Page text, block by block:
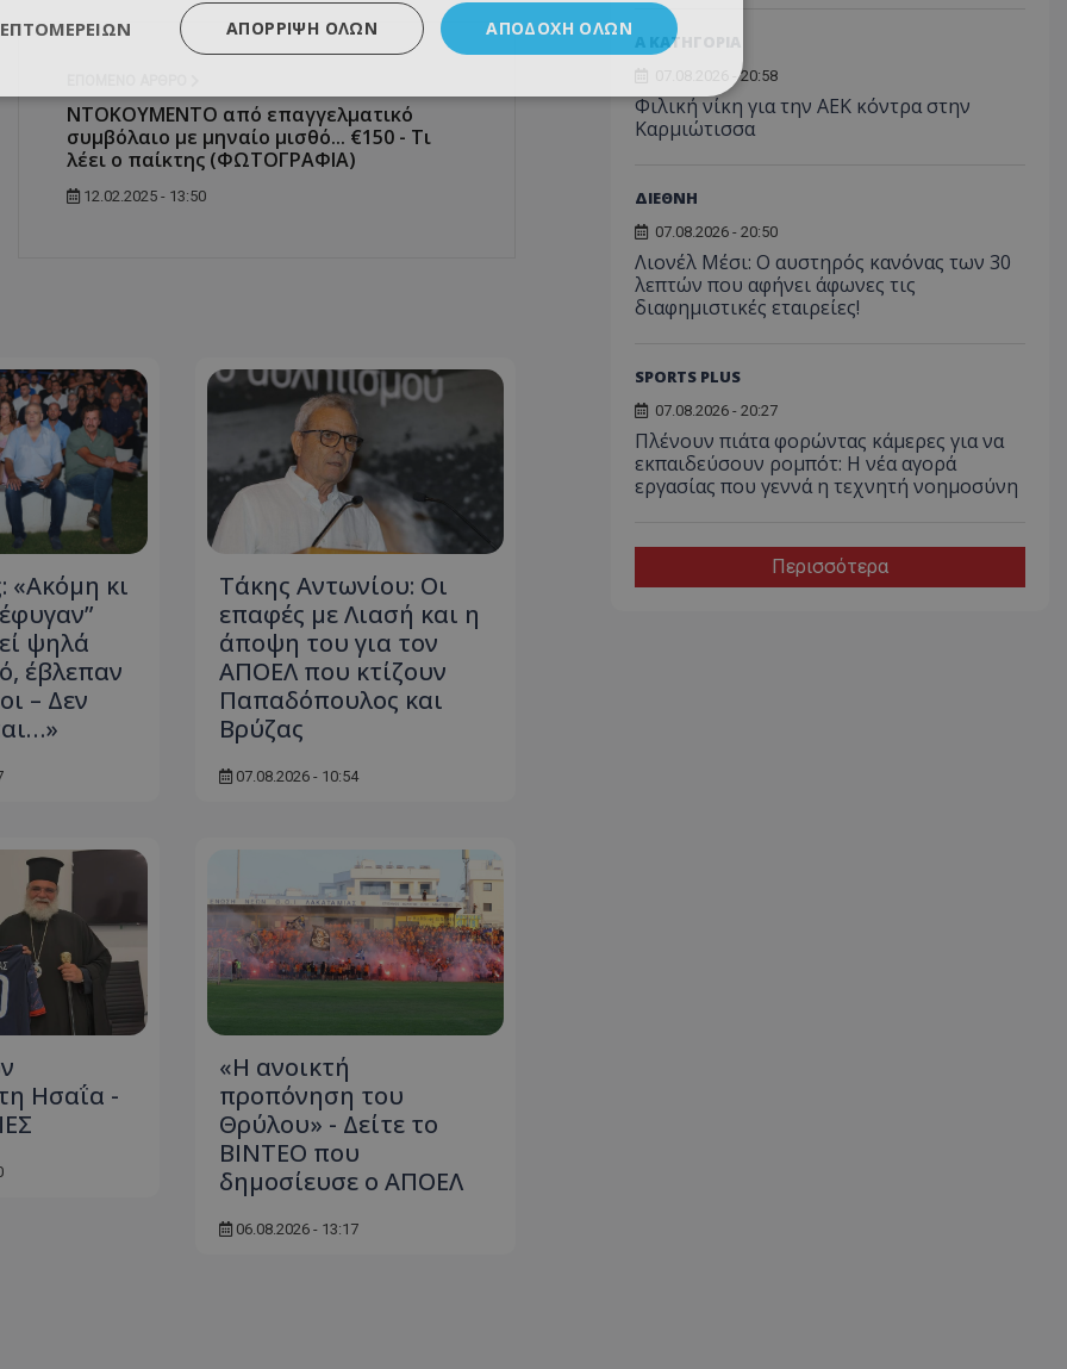
ΝΤΟΚΟΥΜΕΝΤΟ από επαγγελματικό
συμβόλαιο με μηναίο μισθό... €150 - Τι
λέει ο παίκτης (ΦΩΤΟΓΡΑΦΙΑ)
12.02.2025 - 13:50
«Ακόμη κι
ψηλά
έβλεπαν
– Δεν
Τάκης Αντωνίου: Οι
επαφές με Λιασή και η
άποψη του για τον
ΑΠΟΕΛ που κτίζουν
Παπαδόπουλος και
Βρύζας
07.08.2026 - 10:54
Ησαΐα -
«Η ανοικτή
προπόνηση του
Θρύλου» - Δείτε το
ΒΙΝΤΕΟ που
δημοσίευσε ο ΑΠΟΕΛ
06.08.2026 - 13:17
Α ΚΑΤΗΓΟΡΙΑ
07.08.2026 - 20:58
Φιλική νίκη για την ΑΕΚ κόντρα στην
Καρμιώτισσα
ΔΙΕΘΝΗ
07.08.2026 - 20:50
Λιονέλ Μέσι: Ο αυστηρός κανόνας των 30
λεπτών που αφήνει άφωνες τις
διαφημιστικές εταιρείες!
SPORTS PLUS
07.08.2026 - 20:27
Πλένουν πιάτα φορώντας κάμερες για να
εκπαιδεύσουν ρομπότ: Η νέα αγορά
εργασίας που γεννά η τεχνητή νοημοσύνη
Περισσότερα
ΑΠΟΔΟΧΉ ΌΛΩΝ
ΑΠΌΡΡΙΨΗ ΌΛΩΝ